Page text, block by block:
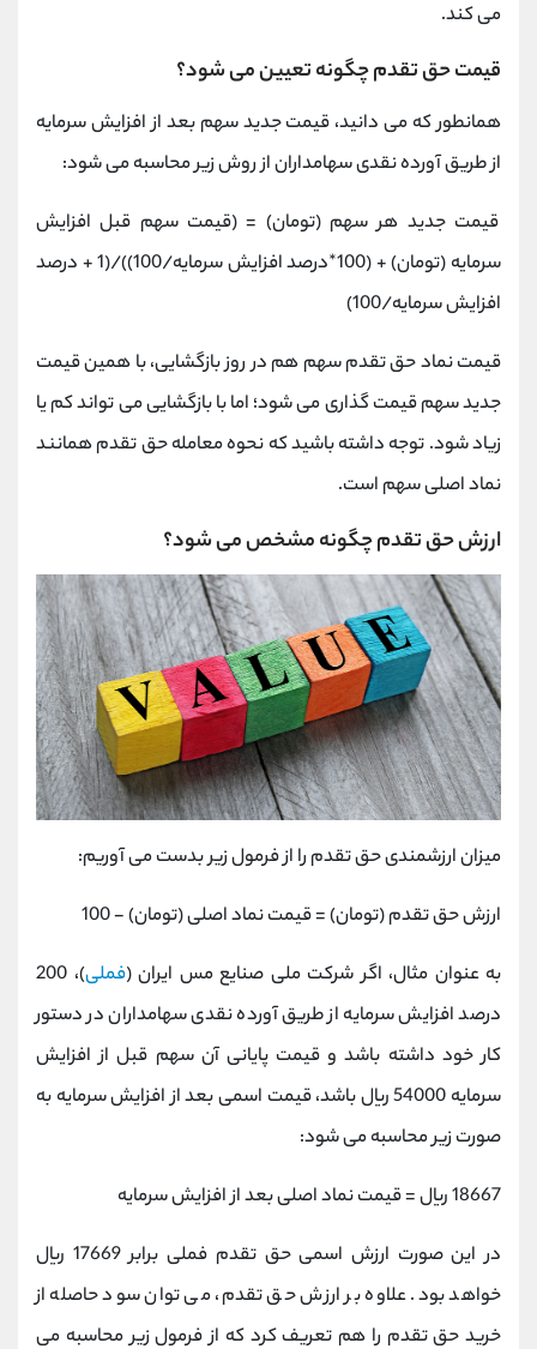
می کند.
قیمت حق تقدم چگونه تعیین می شود؟
همانطور که می دانید، قیمت جدید سهم بعد از افزایش سرمایه
از طریق آورده نقدی سهامداران از روش زیر محاسبه می شود:
قیمت جدید هر سهم (تومان) = (قیمت سهم قبل افزایش
سرمایه (تومان) + (100*درصد افزایش سرمایه/100))/(1 + درصد
افزایش سرمایه/100)
قیمت نماد حق تقدم سهم هم در روز بازگشایی، با همین قیمت
جدید سهم قیمت گذاری می شود؛ اما با بازگشایی می تواند کم یا
زیاد شود. توجه داشته باشید که نحوه معامله حق تقدم همانند
نماد اصلی سهم است.
ارزش حق تقدم چگونه مشخص می شود؟
میزان ارزشمندی حق تقدم را از فرمول زیر بدست می آوریم:
ارزش حق تقدم (تومان) = قیمت نماد اصلی (تومان) - 100
به عنوان مثال، اگر شرکت ملی صنایع مس ایران (فملی )، 200
درصد افزایش سرمایه از طریق آورده نقدی سهامداران در دستور
کار خود داشته باشد و قیمت پایانی آن سهم قبل از افزایش
سرمایه 54000 ریال باشد، قیمت اسمی بعد از افزایش سرمایه به
صورت زیر محاسبه می شود:
18667 ريال
= قیمت نماد اصلی بعد از افزایش سرمایه
در این صورت ارزش اسمی حق تقدم فملی برابر 17669 ریال
خواهد بود. علاوه بر ارزش حق تقدم، می توان سود حاصله از
خرید حق تقدم را هم تعریف کرد که از فرمول زیر محاسبه می